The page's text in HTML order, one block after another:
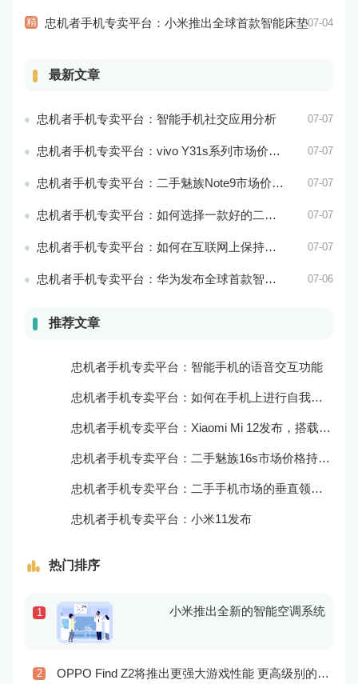
精 忠机者手机专卖平台：小米推出全球首款智能床垫07-04
最新文章
忠机者手机专卖平台：智能手机社交应用分析 07-07
忠机者手机专卖平台：vivo Y31s系列市场价格走势平稳 07-07
忠机者手机专卖平台：二手魅族Note9市场价格持续下跌 07-07
忠机者手机专卖平台：如何选择一款好的二手手机应用？ 07-07
忠机者手机专卖平台：如何在互联网上保持安全？ 07-07
忠机者手机专卖平台：华为发布全球首款智能物业管理系统 07-06
推荐文章
忠机者手机专卖平台：智能手机的语音交互功能
忠机者手机专卖平台：如何在手机上进行自我提升？
忠机者手机专卖平台：Xiaomi Mi 12发布，搭载更为出色的相机和处理器
忠机者手机专卖平台：二手魅族16s市场价格持续波动
忠机者手机专卖平台：二手手机市场的垂直领域拓展
忠机者手机专卖平台：小米11发布
热门排序
1 小米推出全新的智能空调系统
2 OPPO Find Z2将推出更强大游戏性能 更高级别的音频技术